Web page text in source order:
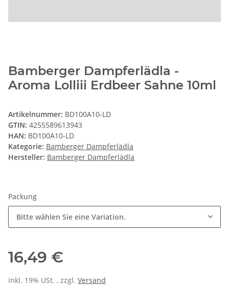
Bamberger Dampferlädla -
Aroma Lolliii Erdbeer Sahne 10ml
Artikelnummer: BD100A10-LD
GTIN: 4255589613943
HAN: BD100A10-LD
Kategorie: Bamberger Dampferlädla
Hersteller: Bamberger Dampferlädla
Packung
Bitte wählen Sie eine Variation.
16,49 €
inkl. 19% USt. , zzgl. Versand